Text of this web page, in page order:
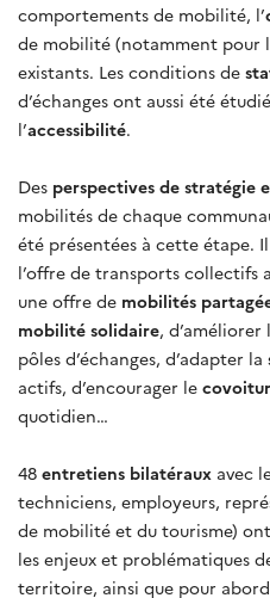
comportements de mobilité, l’
de mobilité (notamment pour
existants. Les conditions de
d’échanges ont aussi été
l’accessibilité.
Des perspectives de stratégie
mobilités de chaque
été présentées à cette étape.
l’offre de transports collectifs
une offre de mobilités
mobilité solidaire,
pôles d’échanges, d’adapter la
actifs, d’encourager le
quotidien…
48 entretiens bilatéraux avec
techniciens, employeurs,
de mobilité et du tourisme)
les enjeux et problématiques
territoire, ainsi que pour